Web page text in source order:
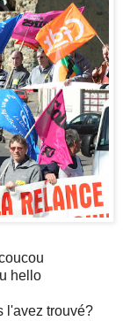
hello
l'avez trouvé?